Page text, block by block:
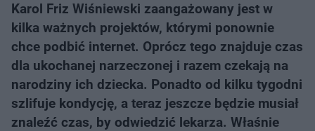
Karol Friz Wiśniewski zaangażowany jest w
kilka ważnych projektów, którymi ponownie
chce podbić internet. Oprócz tego znajduje czas
dla ukochanej narzeczonej i razem czekają na
narodziny ich dziecka. Ponadto od kilku tygodni
szlifuje kondycję, a teraz jeszcze będzie musiał
znaleźć czas, by odwiedzić lekarza. Właśnie